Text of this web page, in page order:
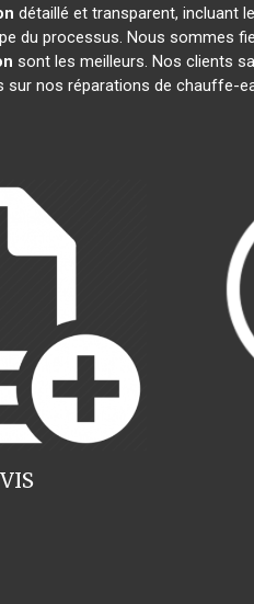
détaillé et transparent, incluant
du processus. Nous sommes
sont les meilleurs. Nos clients
nos réparations de chauffe-